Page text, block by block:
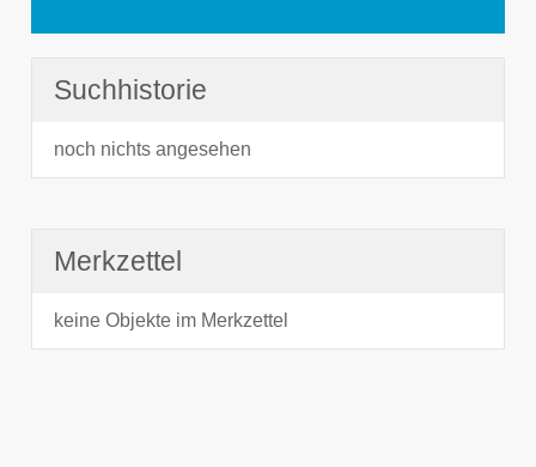
Suchhistorie
noch nichts angesehen
Merkzettel
keine Objekte im Merkzettel